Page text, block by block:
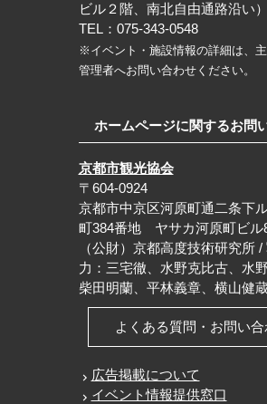
ビル２階、南北自由通路沿い）
TEL：075-343-0548
※イベント・施設情報の詳細は、
管理者へお問い合わせください。
ホームページに関するお問
京都市観光協会
〒604-0924
京都市中京区河原町通二条下
町384番地 ヤサカ河原町ビル
（公財）京都高度技術研究所 /
力：三宅徹、水野克比古、水野
柴田明蘭、平林義章、横山健
よくある質問・お問い
広告掲載について
イベント情報提供窓口